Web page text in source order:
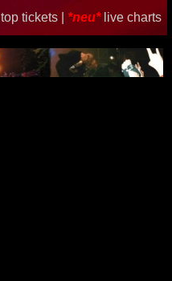
top tickets | *neu* live charts